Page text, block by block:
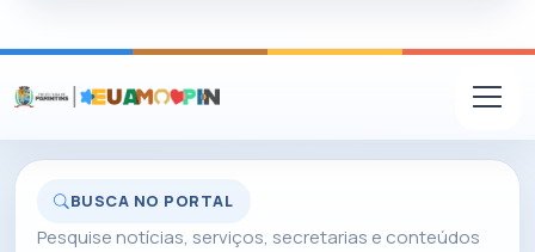
BUSCA NO PORTAL
Pesquise notícias, serviços, secretarias e conteúdos